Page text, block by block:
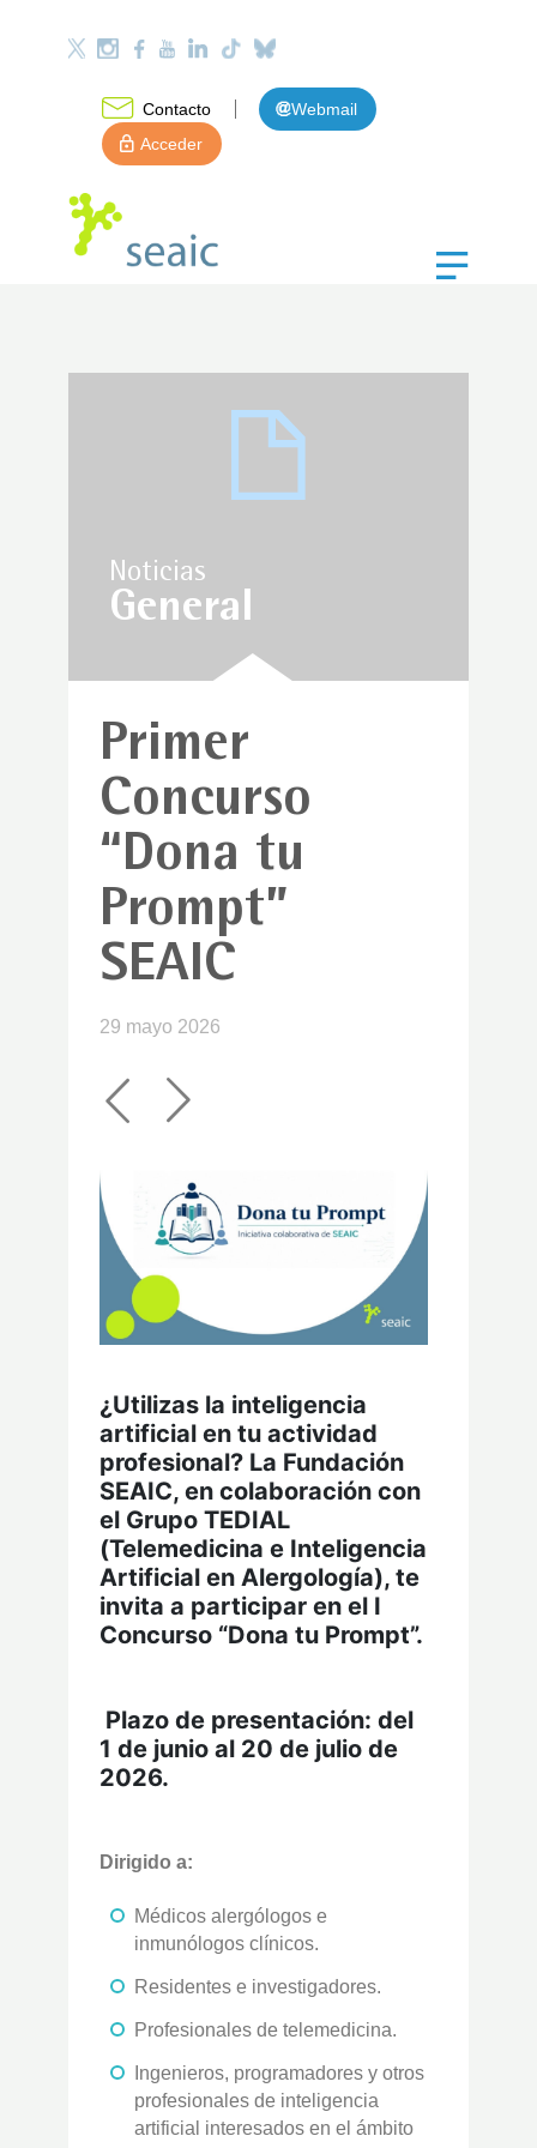
Contacto
Webmail
Acceder
Noticias
General
Primer
Concurso
“Dona tu
Prompt”
SEAIC
29 mayo 2026
¿Utilizas la inteligencia
artificial en tu actividad
profesional? La Fundación
SEAIC, en colaboración con
el Grupo TEDIAL
(Telemedicina e Inteligencia
Artificial en Alergología), te
invita a participar en el I
Concurso “Dona tu Prompt”.
Plazo de presentación: del
1 de junio al 20 de julio de
2026.
Dirigido a:
Médicos alergólogos e
inmunólogos clínicos.
Residentes e investigadores.
Profesionales de telemedicina.
Ingenieros, programadores y otros
profesionales de inteligencia
artificial interesados en el ámbito